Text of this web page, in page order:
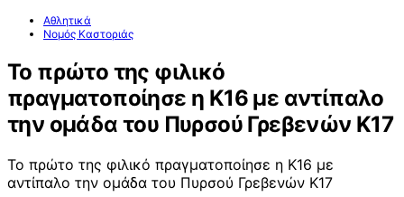
Αθλητικά
Νομός Καστοριάς
Το πρώτο της φιλικό
πραγματοποίησε η Κ16 με αντίπαλο
την ομάδα του Πυρσού Γρεβενών Κ17
Το πρώτο της φιλικό πραγματοποίησε η Κ16 με
αντίπαλο την ομάδα του Πυρσού Γρεβενών Κ17